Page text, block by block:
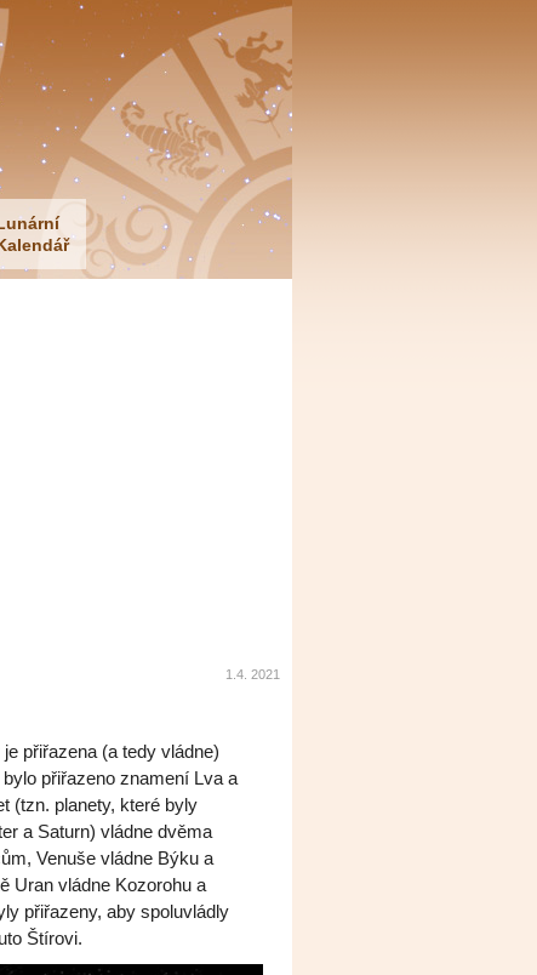
1.4. 2021
přiřazena (a tedy vládne)
přiřazeno znamení Lva a
(tzn. planety, které byly
a Saturn) vládne dvěma
Venuše vládne Býku a
Uran vládne Kozorohu a
přiřazeny, aby spoluvládly
Štírovi.